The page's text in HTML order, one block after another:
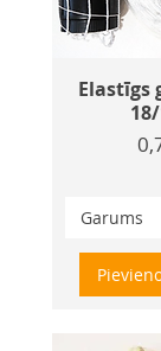
Elastīgs
Garums